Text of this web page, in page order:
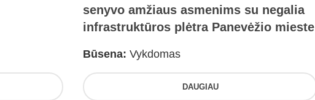
senyvo amžiaus asmenims su negalia
infrastruktūros plėtra Panevėžio mieste
Būsena: Vykdomas
DAUGIAU